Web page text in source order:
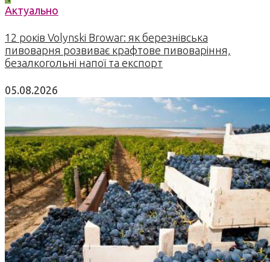
Актуально
12 років Volynski Browar: як березнівська
пивоварня розвиває крафтове пивоваріння,
безалкогольні напої та експорт
05.08.2026